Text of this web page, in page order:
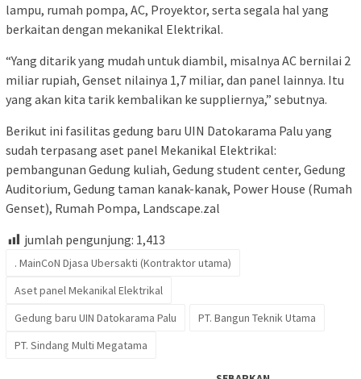
lampu, rumah pompa, AC, Proyektor, serta segala hal yang
berkaitan dengan mekanikal Elektrikal.
“Yang ditarik yang mudah untuk diambil, misalnya AC bernilai 2
miliar rupiah, Genset nilainya 1,7 miliar, dan panel lainnya. Itu
yang akan kita tarik kembalikan ke suppliernya,” sebutnya.
Berikut ini fasilitas gedung baru UIN Datokarama Palu yang
sudah terpasang aset panel Mekanikal Elektrikal:
pembangunan Gedung kuliah, Gedung student center, Gedung
Auditorium, Gedung taman kanak-kanak, Power House (Rumah
Genset), Rumah Pompa, Landscape.zal
jumlah pengunjung: 1,413
. MainCoN Djasa Ubersakti (Kontraktor utama)
Aset panel Mekanikal Elektrikal
Gedung baru UIN Datokarama Palu
PT. Bangun Teknik Utama
PT. Sindang Multi Megatama